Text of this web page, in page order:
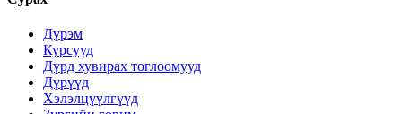
Дүрэм
Курсууд
Дүрд хувирах тоглоомууд
Дүрүүд
Хэлэлцүүлгүүд